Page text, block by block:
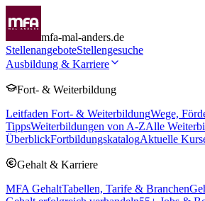
mfa-mal-anders.de
StellenangeboteStellengesuche
Ausbildung & Karriere
Fort- & Weiterbildung
Leitfaden Fort- & WeiterbildungWege,
TippsWeiterbildungen von A-ZAlle
ÜberblickFortbildungskatalogAktuelle
Gehalt & Karriere
MFA GehaltTabellen, Tarife & Branchen